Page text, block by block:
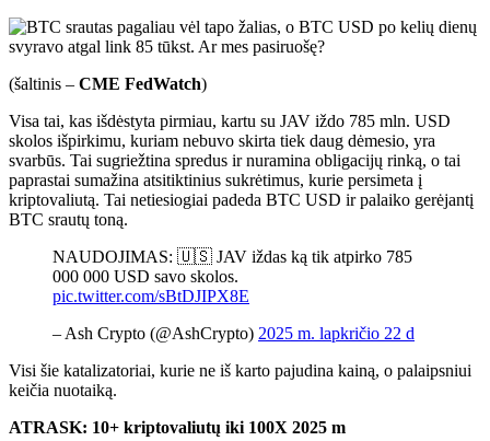
(šaltinis – CME FedWatch)
Visa tai, kas išdėstyta pirmiau, kartu su JAV iždo 785 mln. USD
skolos išpirkimu, kuriam nebuvo skirta tiek daug dėmesio, yra
svarbūs. Tai sugriežtina spredus ir nuramina obligacijų rinką, o tai
paprastai sumažina atsitiktinius sukrėtimus, kurie persimeta į
kriptovaliutą. Tai netiesiogiai padeda BTC USD ir palaiko gerėjantį
BTC srautų toną.
NAUDOJIMAS: 🇺🇸 JAV iždas ką tik atpirko 785
000 000 USD savo skolos.
pic.twitter.com/sBtDJIPX8E
– Ash Crypto (@AshCrypto) 2025 m. lapkričio 22 d
Visi šie katalizatoriai, kurie ne iš karto pajudina kainą, o palaipsniui
keičia nuotaiką.
ATRASK: 10+ kriptovaliutų iki 100X 2025 m